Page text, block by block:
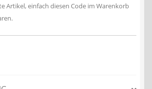
Artikel, einfach diesen Code im Warenkorb